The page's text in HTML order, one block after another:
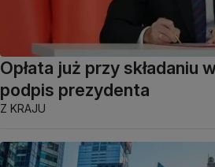
Opłata już przy składaniu
podpis prezydenta
Z KRAJU